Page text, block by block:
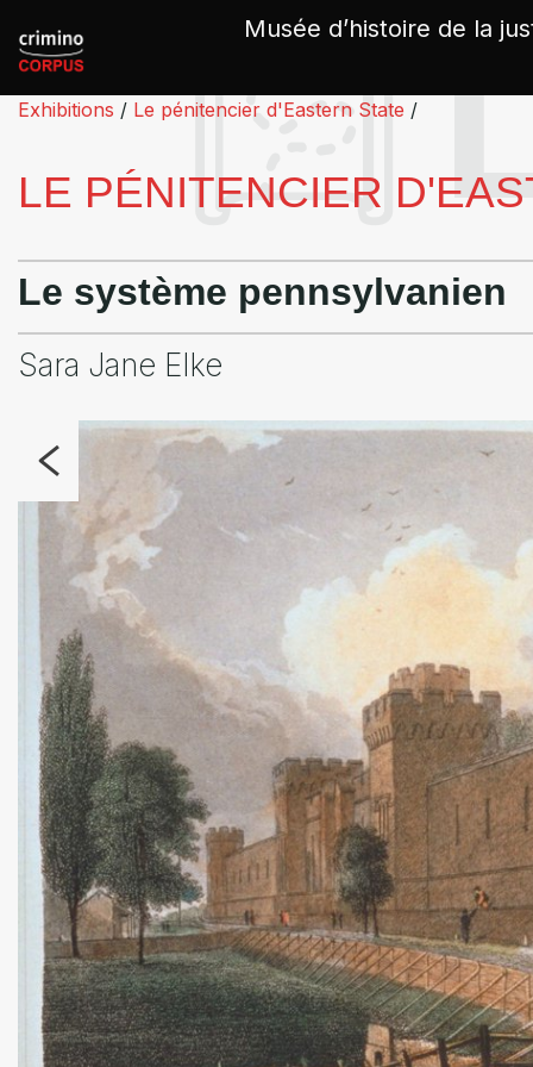
Musée d’histoire de la
Exhibitions / Le pénitencier d'Eastern State /
LE PÉNITENCIER
Le système pennsylvanien
Sara Jane Elke
Panneau de gestion des cookies